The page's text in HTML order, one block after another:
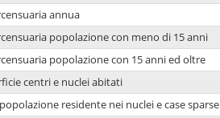
annua
popolazione con meno di 15 anni
popolazione con 15 anni ed oltre
centri e nuclei abitati
residente nei nuclei e case sparse